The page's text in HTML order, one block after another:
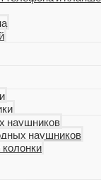
наушников
наушников